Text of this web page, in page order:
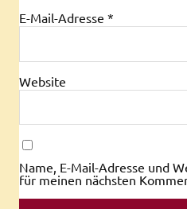
E-Mail-Adresse *
Website
Name, E-Mail-Adresse und
für meinen nächsten